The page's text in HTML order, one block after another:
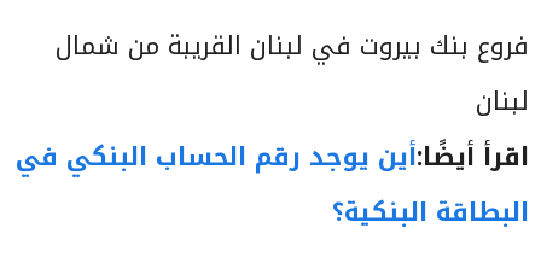
فروع بنك بيروت في لبنان القريبة من شمال
لبنان
اقرأ أيضًا:أين يوجد رقم الحساب البنكي في
البطاقة البنكية؟